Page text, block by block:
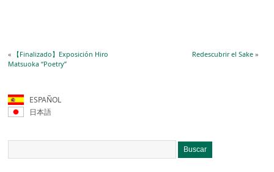
« 【Finalizado】Exposición Hiro
Matsuoka “Poetry”
Redescubrir el Sake»
ESPAÑOL
日本語